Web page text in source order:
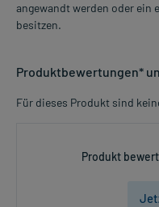
angewandt werden oder ein
besitzen.
Produktbewertungen*
Für dieses Produkt sind
Produkt